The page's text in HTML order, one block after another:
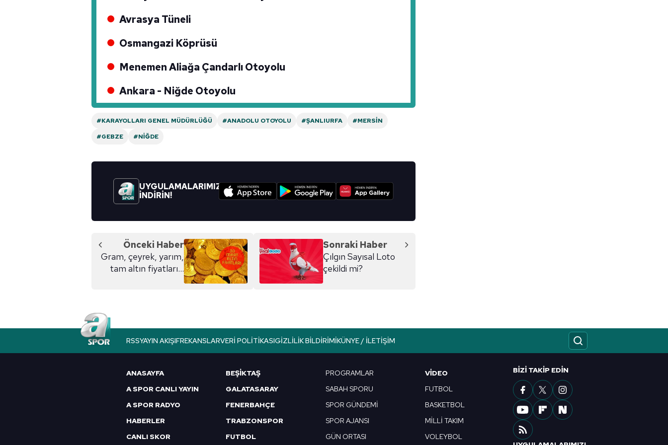
Avrasya Tüneli
Osmangazi Köprüsü
Menemen Aliağa Çandarlı Otoyolu
Ankara - Niğde Otoyolu
#KARAYOLLARI GENEL MÜDÜRLÜĞÜ #ANADOLU OTOYOLU #ŞANLIURFA
#MERSIN
#GEBZE
#NIĞDE
UYGULAMALARIMIZI
İNDİRİN!
Önceki Haber
Gram, çeyrek, yarım,
tam altın fiyatları...
Sonraki Haber
Çılgın Sayısal Loto
çekildi mi?
RSSYAYIN AKIŞIFREKANSLARVERI POLITIKASIGIZLILIK BILDIRIMIKÜNYE / İLETIŞIM
ANASAYFA
A SPOR CANLI YAYIN
A SPOR RADYO
HABERLER
CANLI SKOR
BEŞİKTAŞ
GALATASARAY
FENERBAHÇE
TRABZONSPOR
FUTBOL
PROGRAMLAR
SABAH SPORU
SPOR GÜNDEMİ
SPOR AJANSI
GÜN ORTASI
VIDEO
FUTBOL
BASKETBOL
MİLLİ TAKIM
VOLEYBOL
BIZI TAKIP EDIN